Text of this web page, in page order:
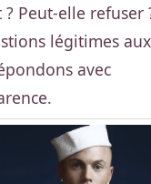
? Peut-elle refuser
légitimes
avec